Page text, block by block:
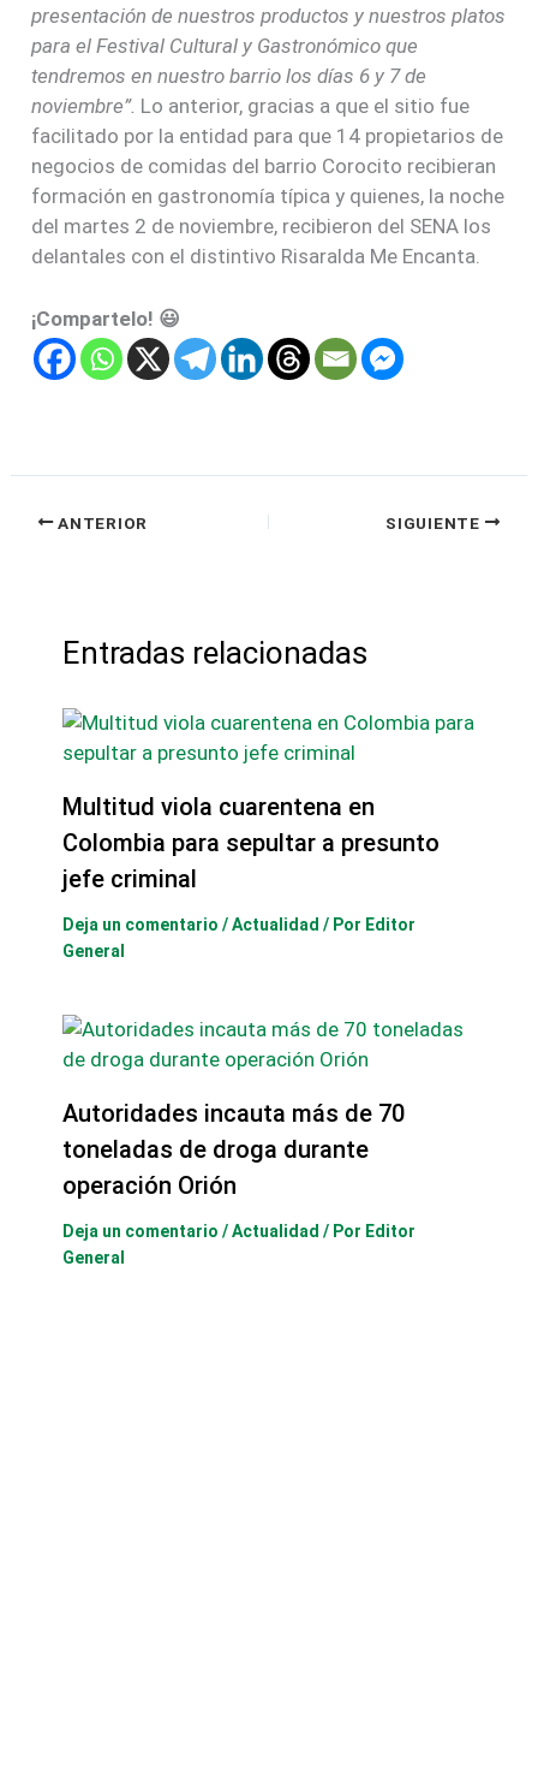
presentación de nuestros productos y nuestros platos
para el Festival Cultural y Gastronómico que
tendremos en nuestro barrio los días 6 y 7 de
noviembre”. Lo anterior, gracias a que el sitio fue
facilitado por la entidad para que 14 propietarios de
negocios de comidas del barrio Corocito recibieran
formación en gastronomía típica y quienes, la noche
del martes 2 de noviembre, recibieron del SENA los
delantales con el distintivo Risaralda Me Encanta.
¡Compartelo! 😃
ANTERIOR SIGUIENTE
Entradas relacionadas
Multitud viola cuarentena en
Colombia para sepultar a presunto
jefe criminal
Deja un comentario /Actualidad / Por Editor
General
Autoridades incauta más de 70
toneladas de droga durante
operación Orión
Deja un comentario /Actualidad / Por Editor
General